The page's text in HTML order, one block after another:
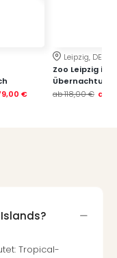
€
Leipzig, DE
Zoo Leipzig inkl.
Übernachtung
ab118,00 € ab
Tropical-